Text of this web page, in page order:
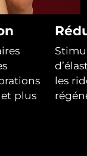
plus
les
estimée 8/11/26
estimée 8/12/26
estimée 8/9/26